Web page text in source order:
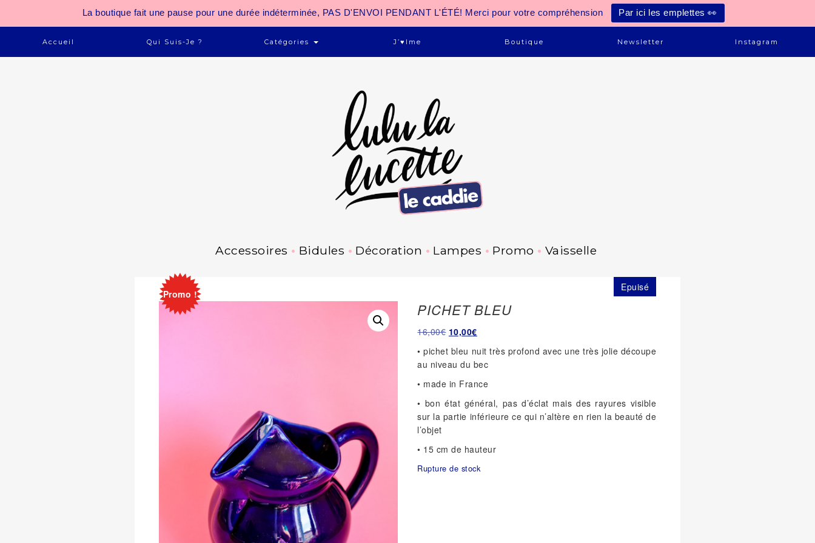
La boutique fait une pause pour une durée indéterminée, PAS D'ENVOI PENDANT L'ÉTÉ! Merci pour votre compréhension Par ici les emplettes 👀
Accueil Qui Suis-Je ? Catégories J’♥ime Boutique Newsletter Instagram
Accessoires Bidules Décoration Lampes Promo Vaisselle
Promo !
Epuisé
PICHET BLEU
16,00€ Le
initial
était :
16,00€.
10,00€Le
actuel
est :
10,00€.
• pichet bleu nuit très profond avec une très jolie découpe
au niveau du bec
• made in France
• bon état général, pas d’éclat mais des rayures visible
sur la partie inférieure ce qui n’altère en rien la beauté de
l’objet
• 15 cm de hauteur
Rupture de stock